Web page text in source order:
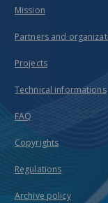
Mission
Partners and
Projects
Technical informations
FAQ
Copyrights
Regulations
Archive policy